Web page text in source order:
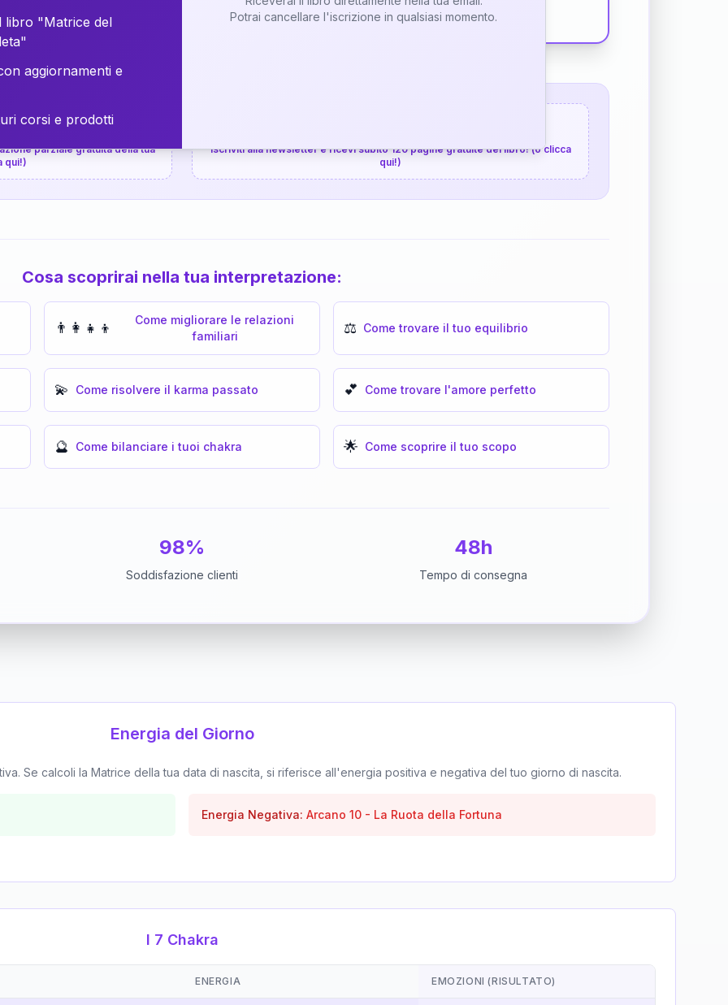
gratuita
parziale gratuita della tua
qui!)
Iscriviti alla newsletter e ricevi subito 120 pagine gratuite del libro! (o clicca
qui!)
Cosa scoprirai nella tua interpretazione:
👨‍👩‍👧‍👦
Come migliorare le relazioni
familiari
⚖️ Come trovare il tuo equilibrio
💫 Come risolvere il karma passato 💕 Come trovare l'amore perfetto
🔮 Come bilanciare i tuoi chakra 🌟 Come scoprire il tuo scopo
98%
Soddisfazione clienti
48h
Tempo di consegna
Energia del Giorno
Se calcoli la Matrice della tua data di nascita, si riferisce all'energia positiva e negativa del tuo giorno di nascita.
Energia Negativa: Arcano 10 - La Ruota della Fortuna
I 7 Chakra
ENERGIA EMOZIONI (RISULTATO)
libro "Matrice del
aggiornamenti e
corsi e prodotti
Potrai cancellare l'iscrizione in qualsiasi momento.